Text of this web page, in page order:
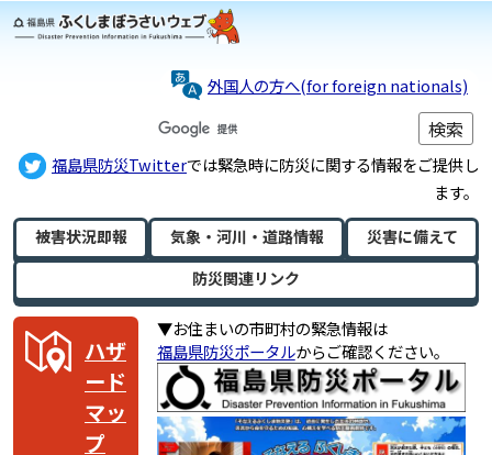
外国人の方へ(for foreign nationals)
福島県防災Twitterでは緊急時に防災に関する情報をご提供し
ます。
被害状況即報 気象・河川・ 道路情報
災害に備えて
防災関連リンク
ハザ
ード
マッ
プ
▼お住まいの市町村の緊急情報は
福島県防災ポータルからご確認ください。